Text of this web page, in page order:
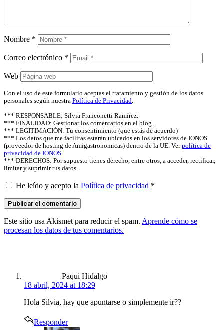
Nombre *
Correo electrónico *
Web
Con el uso de este formulario aceptas el tratamiento y gestión de los datos
personales según nuestra Política de Privacidad.
*** RESPONSABLE: Silvia Franconetti Ramírez.
*** FINALIDAD: Gestionar los comentarios en el blog.
*** LEGITIMACIÓN: Tu consentimiento (que estás de acuerdo)
*** Los datos que me facilitas estarán ubicados en los servidores de IONOS
(proveedor de hosting de Amigastronomicas) dentro de la UE. Verpolítica de
privacidad de IONOS.
*** DERECHOS: Por supuesto tienes derecho, entre otros, a acceder, rectificar,
limitar y suprimir tus datos.
He leído y acepto la Política de privacidad *
Este sitio usa Akismet para reducir el spam. Aprende cómo se
procesan los datos de tus comentarios.
Paqui Hidalgo
18 abril, 2024 at 18:29
Hola Silvia, hay que apuntarse o simplemente ir??
Responder